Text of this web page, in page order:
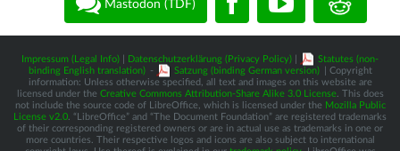
Mastodon (TDF)
Impressum (Legal Info) Datenschutzerklärung (Privacy Policy)
Statutes (non-
binding English translation) - Satzung (binding German version)
| Copyright
information: Unless otherwise specified, all text and images on this website are
licensed under the Creative Commons Attribution-Share Alike 3.0 License. This does
not include the source code of LibreOffice, which is licensed under the Mozilla Public
License v2.0 . “LibreOffice” and “The Document Foundation” are registered trademarks
of their corresponding registered owners or are in actual use as trademarks in one or
more countries. Their respective logos and icons are also subject to international